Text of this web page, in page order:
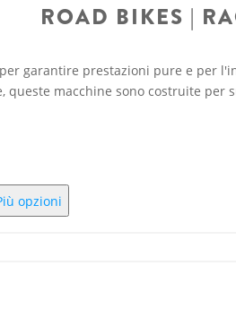
ROAD BIKES |
garantire prestazioni pure e per
queste macchine sono costruite
opzioni